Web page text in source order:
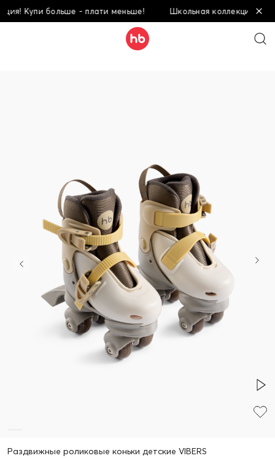
Купи больше - плати меньше! Школьная коллекция! Купи
Раздвижные роликовые коньки детские VIBERS